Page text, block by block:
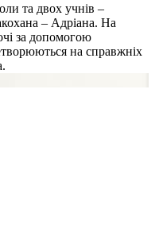
та двох учнів –
– Адріана. На
за допомогою
на справжніх